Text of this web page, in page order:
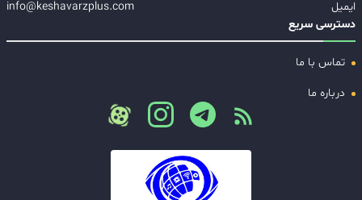
ایمیل
info@keshavarzplus.com
دسترسی سریع
تماس با ما
درباره ما